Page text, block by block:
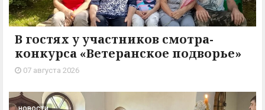
В гостях у участников смотра-
конкурса «Ветеранское подворье»
07 августа 2026